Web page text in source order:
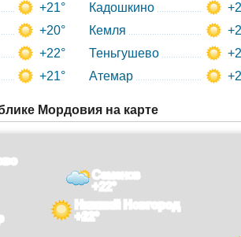
+21°
+20°
+22°
+21°
Кадошкино
Кемля
Теньгушево
Атемар
Мордовия на карте
Нижний Новгород
+22°
Семенов
+22°